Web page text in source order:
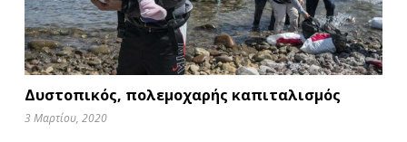
Δυστοπικός, πολεμοχαρής καπιταλισμός
3 Μαρτίου, 2020